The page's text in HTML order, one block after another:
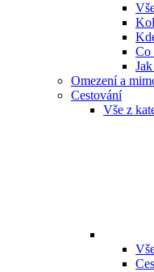
Co
Omezení a
Cestování
Vše z